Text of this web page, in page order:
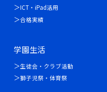
ICT・iPad活用
合格実績
学園生活
生徒会・クラブ活動
獅子児祭・体育祭